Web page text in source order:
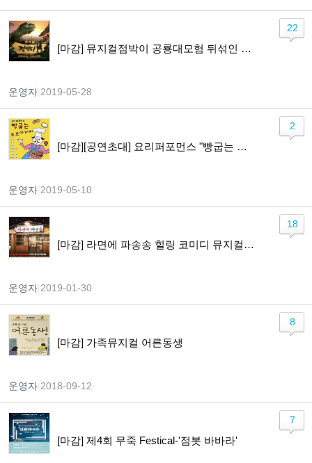
[마감] 뮤지컬점박이 공룡대모험 뒤섞인 세계
운영자 2019-05-28
22
[마감][공연초대] 요리퍼포먼스 "빵굽는 포포아저씨" 5/30(목) 2시
운영자 2019-05-10
2
[마감] 라면에 파송송 힐링 코미디 뮤지컬 2/23 토 오후 2시
운영자 2019-01-30
18
[마감] 가족뮤지컬 어른동생
운영자 2018-09-12
8
[마감] 제4회 무죽 Festical-'점봇 바바라'
7